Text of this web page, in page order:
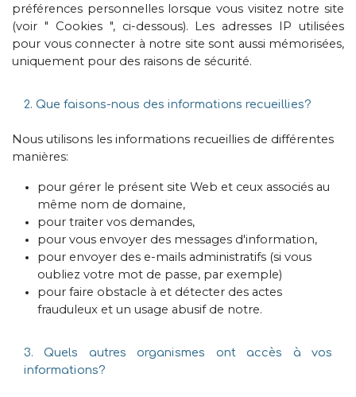
préférences personnelles lorsque vous visitez notre site
(voir " Cookies ", ci-dessous). Les adresses IP utilisées
pour vous connecter à notre site sont aussi mémorisées,
uniquement pour des raisons de sécurité.
2. Que faisons-nous des informations recueillies?
Nous utilisons les informations recueillies de différentes
manières:
pour gérer le présent site Web et ceux associés au
même nom de domaine,
pour traiter vos demandes,
pour vous envoyer des messages d'information,
pour envoyer des e-mails administratifs (si vous
oubliez votre mot de passe, par exemple)
pour faire obstacle à et détecter des actes
frauduleux et un usage abusif de notre.
3. Quels autres organismes ont accès à vos
informations?